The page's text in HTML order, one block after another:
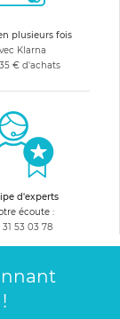
plusieurs fois
Klarna
€ d'achats
d'experts
écoute :
53 03 78